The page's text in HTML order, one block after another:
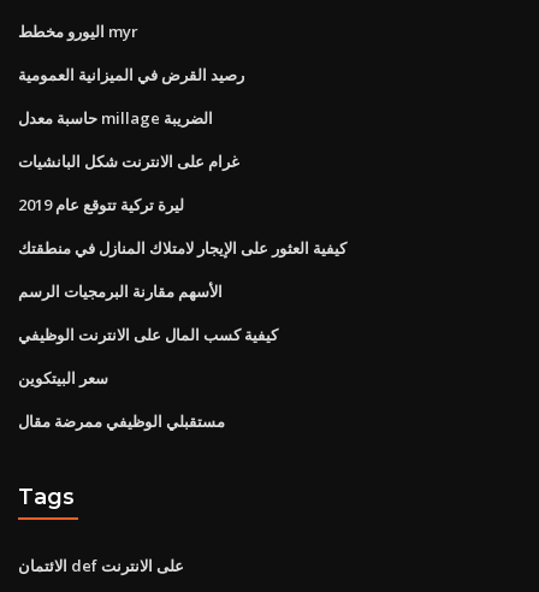
اليورو مخطط myr
رصيد القرض في الميزانية العمومية
حاسبة معدل millage الضريبة
غرام على الانترنت شكل البانشيات
ليرة تركية تتوقع عام 2019
كيفية العثور على الإيجار لامتلاك المنازل في منطقتك
الأسهم مقارنة البرمجيات الرسم
كيفية كسب المال على الانترنت الوظيفي
سعر البيتكوين
مستقبلي الوظيفي ممرضة مقال
Tags
الائتمان def على الانترنت